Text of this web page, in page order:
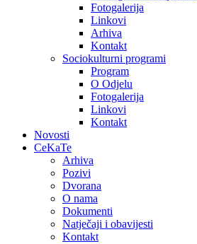
Fotogalerija
Linkovi
Arhiva
Kontakt
Sociokulturni programi
Program
O Odjelu
Fotogalerija
Linkovi
Kontakt
Novosti
CeKaTe
Arhiva
Pozivi
Dvorana
O nama
Dokumenti
Natječaji i obavijesti
Kontakt